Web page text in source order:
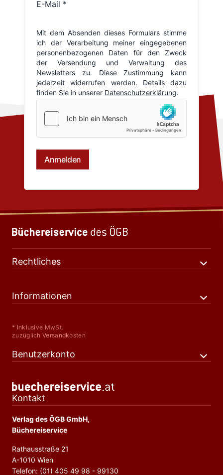
Rechtliches
Informationen
* Inklusive MwSt.
zuzüglich Versandkosten
Benutzerkonto
Kontakt
Verlag des ÖGB GmbH,
Büchereiservice
Rathausstraße 21
A-1010 Wien
Telefon: (01) 405 49 98 - 99130